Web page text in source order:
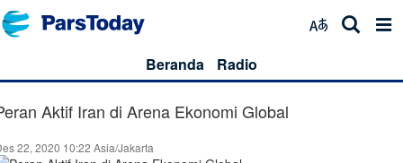
Beranda Radio
Aktif Iran di Arena Ekonomi Global
22, 2020 10:22 Asia/Jakarta